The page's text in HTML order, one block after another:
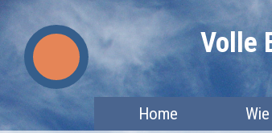
Skip
to
content
Volle
Home